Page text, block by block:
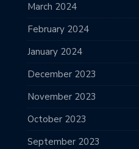
March 2024
February 2024
January 2024
December 2023
November 2023
October 2023
September 2023